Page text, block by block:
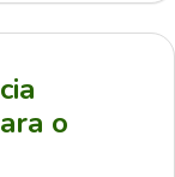
o